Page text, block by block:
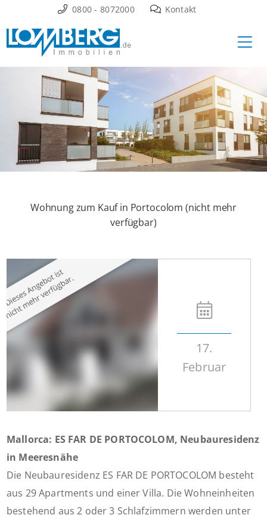
Inhalt
springen
0800 - 8072000 Kontakt
Wohnung zum Kauf in Portocolom (nicht mehr
verfügbar)
17.
Februar
Mallorca: ES FAR DE PORTOCOLOM, Neubauresidenz
in Meeresnähe
Die Neubauresidenz ES FAR DE PORTOCOLOM besteht
aus 29 Apartments und einer Villa. Die Wohneinheiten
bestehend aus 2 oder 3 Schlafzimmern werden unter